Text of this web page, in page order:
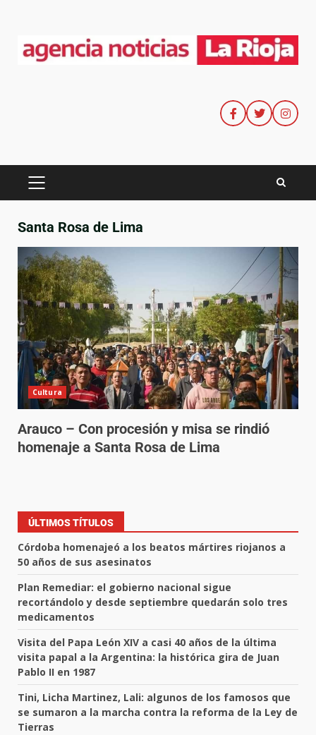
Santa Rosa de Lima
Cultura
Arauco – Con procesión y misa se rindió
homenaje a Santa Rosa de Lima
ÚLTIMOS TÍTULOS
Córdoba homenajeó a los beatos mártires riojanos a
50 años de sus asesinatos
Plan Remediar: el gobierno nacional sigue
recortándolo y desde septiembre quedarán solo tres
medicamentos
Visita del Papa León XIV a casi 40 años de la última
visita papal a la Argentina: la histórica gira de Juan
Pablo II en 1987
Tini, Licha Martinez, Lali: algunos de los famosos que
se sumaron a la marcha contra la reforma de la Ley de
Tierras